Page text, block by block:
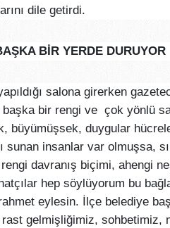
dile getirdi.
BİR YERDE DURUYOR
salona girerken
bir rengi ve çok yönlü
büyümüşsek, duygular
sunan insanlar var olmuşsa,
davranış biçimi, ahengi
hep söylüyorum bu
eylesin. İlçe belediye
gelmişliğimiz, sohbetimiz,